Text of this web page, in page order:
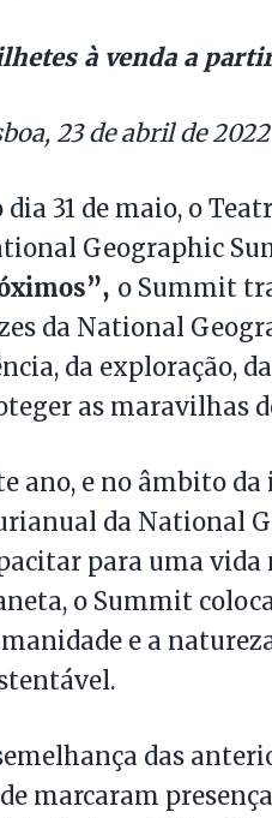
à venda a
23 de abril de 2022
dia 31 de maio, o
Geographic
o Summit
da National
da exploração,
as maravilhas
ano, e no âmbito
da National
para uma
o Summit
e a
das
marcaram